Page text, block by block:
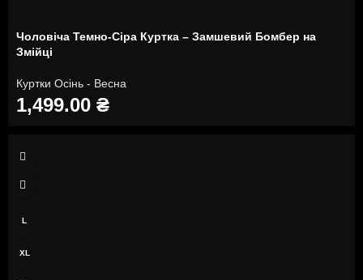
Чоловіча Темно-Сіра Куртка – Замшевий Бомбер на
Змійці
Куртки Осінь - Весна
1,499.00 ₴
S
M
L
XL